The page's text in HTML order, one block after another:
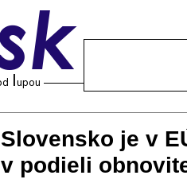
Slovensko je v
v podieli